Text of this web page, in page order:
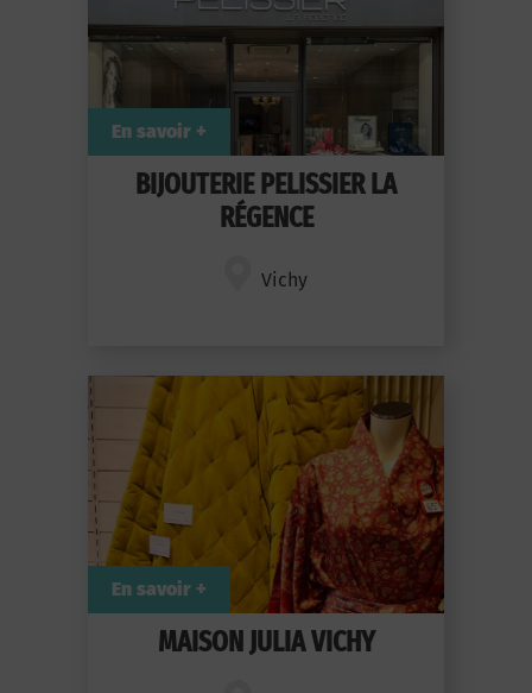
BIJOUTERIE PELISSIER LA
RÉGENCE
Vichy
En savoir +
MAISON JULIA VICHY
En savoir +